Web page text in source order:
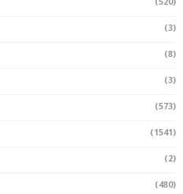
(520)
(3)
(8)
(3)
(573)
(1541)
(2)
(480)